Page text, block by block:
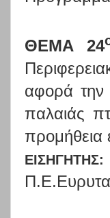
ΘΕΜΑ 24
αφορά την
παλαιάς
προμήθεια